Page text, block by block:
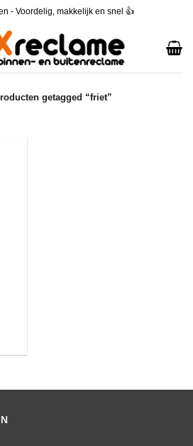
- Voordelig, makkelijk en snel 👍
getagged “friet”